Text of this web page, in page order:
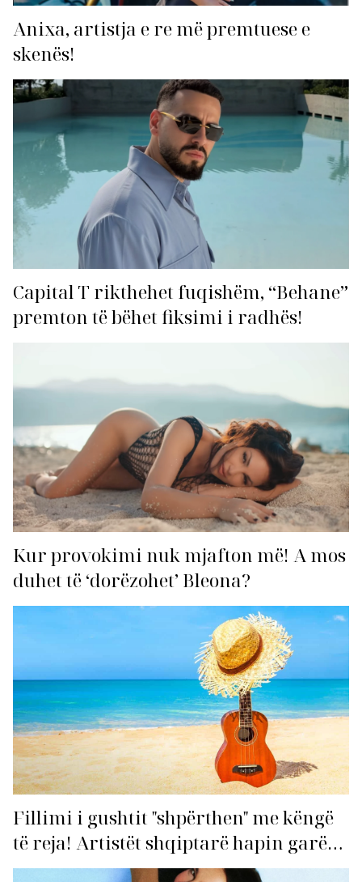
Anixa, artistja e re më premtuese e
skenës!
Capital T rikthehet fuqishëm, “Behane”
premton të bëhet fiksimi i radhës!
Kur provokimi nuk mjafton më! A mos
duhet të ‘dorëzohet’ Bleona?
Fillimi i gushtit "shpërthen" me këngë
të reja! Artistët shqiptarë hapin garën
për hitin e verës!